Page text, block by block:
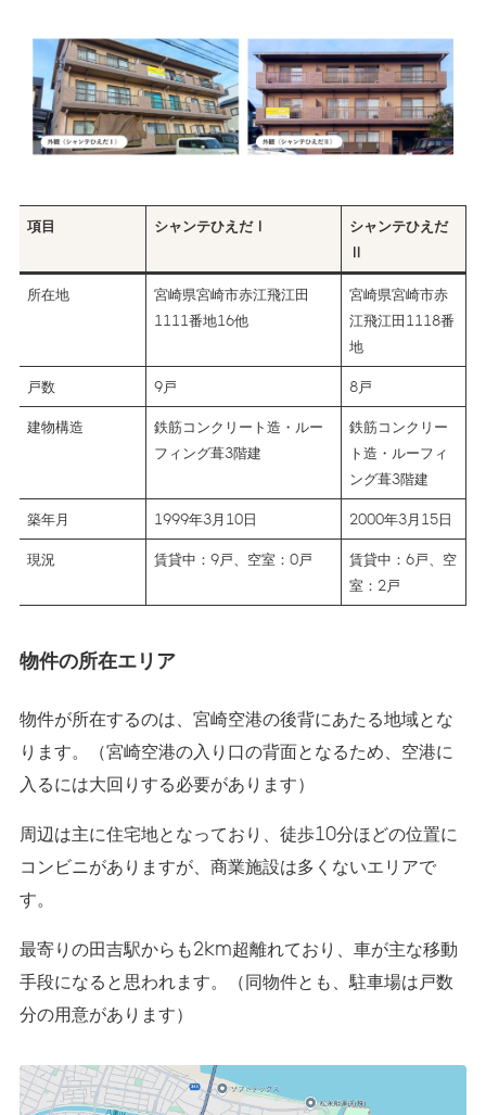
項目 シャンテひえだⅠ
シャンテひえだ
Ⅱ
所在地
宮崎県宮崎市赤江飛江田
1111番地16他
宮崎県宮崎市赤
江飛江田1118番
地
戸数 9戸 8戸
建物構造
鉄筋コンクリート造・ルー
フィング葺3階建
鉄筋コンクリー
ト造・ルーフィ
ング葺3階建
築年月 1999年3月10日 2000年3月15日
現況 賃貸中：9戸、空室：0戸
賃貸中：6戸、空
室：2戸
物件の所在エリア
物件が所在するのは、宮崎空港の後背にあたる地域とな
ります。（宮崎空港の入り口の背面となるため、空港に
入るには大回りする必要があります）
周辺は主に住宅地となっており、徒歩10分ほどの位置に
コンビニがありますが、商業施設は多くないエリアで
す。
最寄りの田吉駅からも2km超離れており、車が主な移動
手段になると思われます。（同物件とも、駐車場は戸数
分の用意があります）